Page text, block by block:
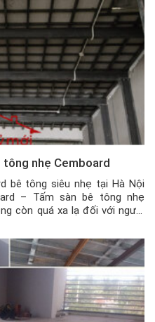
nhẹ Cemboard
bê tông siêu nhẹ tại Hà Nội
– Tấm sàn bê tông nhẹ
còn quá xa lạ đối với người